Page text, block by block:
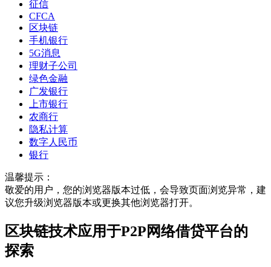
征信
CFCA
区块链
手机银行
5G消息
理财子公司
绿色金融
广发银行
上市银行
农商行
隐私计算
数字人民币
银行
温馨提示：
敬爱的用户，您的浏览器版本过低，会导致页面浏览异常，建
议您升级浏览器版本或更换其他浏览器打开。
区块链技术应用于P2P网络借贷平台的
探索